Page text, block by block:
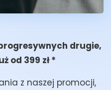
drugie,
od 399 zł *
z naszej promocji,